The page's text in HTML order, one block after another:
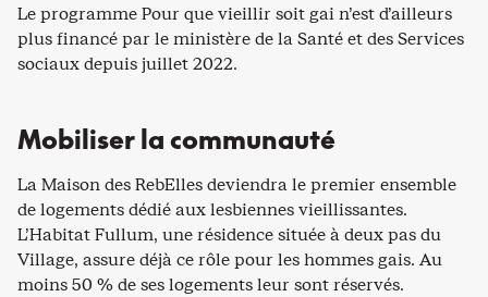
Le programme Pour que vieillir soit gai n’est d’ailleurs
plus financé par le ministère de la Santé et des Services
sociaux depuis juillet 2022.
Mobiliser la communauté
La Maison des RebElles deviendra le premier ensemble
de logements dédié aux lesbiennes vieillissantes.
L’Habitat Fullum, une résidence située à deux pas du
Village, assure déjà ce rôle pour les hommes gais. Au
moins 50 % de ses logements leur sont réservés.